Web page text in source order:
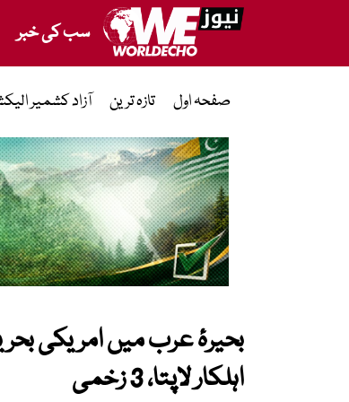
سب کی خبر
صفحہ اول تازہ ترین آزاد کشمیر الیکشن
بحیرۂ عرب میں امریکی
اہلکار لاپتا، 3 زخمی